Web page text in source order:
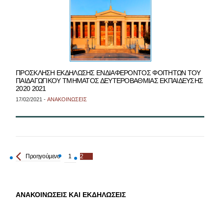
ΠΡΟΣΚΛΗΣΗ ΕΚΔΗΛΩΣΗΣ ΕΝΔΙΑΦΕΡΟΝΤΟΣ ΦΟΙΤΗΤΩΝ ΤΟΥ
ΠΑΙΔΑΓΩΓΙΚΟΥ ΤΜΗΜΑΤΟΣ ΔΕΥΤΕΡΟΒΑΘΜΙΑΣ ΕΚΠΑΙΔΕΥΣΗΣ
2020 2021
17/02/2021 - ΑΝΑΚΟΙΝΩΣΕΙΣ
Προηγούμενο 1 2
ΑΝΑΚΟΙΝΩΣΕΙΣ ΚΑΙ ΕΚΔΗΛΩΣΕΙΣ